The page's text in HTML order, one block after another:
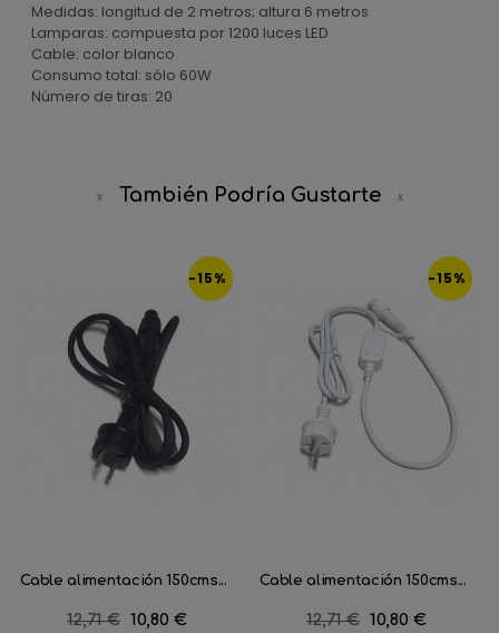
Medidas: longitud de 2 metros; altura 6 metros
Lamparas: compuesta por 1200 luces LED
Cable: color blanco
Consumo total: sólo 60W
Número de tiras: 20
También Podría Gustarte
-15%
Cable alimentación 150cms...
Precio
12,71 € Precio
10,80 €
-15%
Cable alimentación 150cms...
Precio
12,71 € Precio
10,80 €